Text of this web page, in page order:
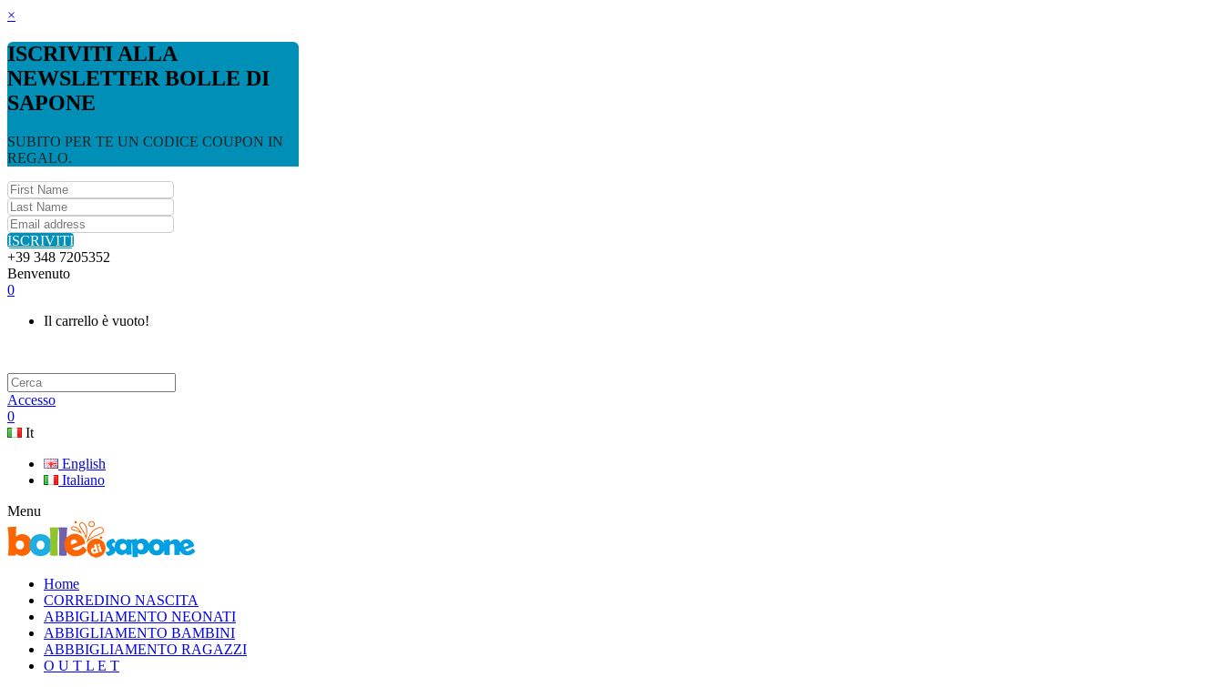
×
ISCRIVITI ALLA
NEWSLETTER BOLLE DI
SAPONE
SUBITO PER TE UN CODICE COUPON IN
REGALO.
ISCRIVITI
+39 348 7205352
Benvenuto
0
Il carrello è vuoto!
Accesso
0
It
English
Italiano
Menu
Home
CORREDINO NASCITA
ABBIGLIAMENTO NEONATI
ABBIGLIAMENTO BAMBINI
ABBBIGLIAMENTO RAGAZZI
O U T L E T